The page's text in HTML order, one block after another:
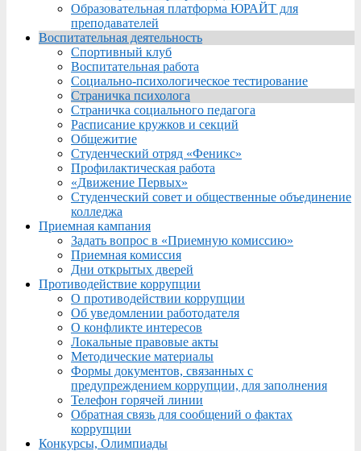
Образовательная платформа ЮРАЙТ для
преподавателей
Воспитательная деятельность
Спортивный клуб
Воспитательная работа
Социально-психологическое тестирование
Страничка психолога
Страничка социального педагога
Расписание кружков и секций
Общежитие
Студенческий отряд «Феникс»
Профилактическая работа
«Движение Первых»
Студенческий совет и общественные объединение
колледжа
Приемная кампания
Задать вопрос в «Приемную комиссию»
Приемная комиссия
Дни открытых дверей
Противодействие коррупции
О противодействии коррупции
Об уведомлении работодателя
О конфликте интересов
Локальные правовые акты
Методические материалы
Формы документов, связанных с
предупреждением коррупции, для заполнения
Телефон горячей линии
Обратная связь для сообщений о фактах
коррупции
Конкурсы, Олимпиады